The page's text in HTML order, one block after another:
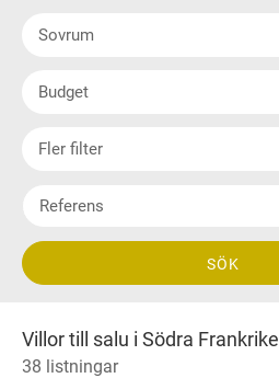
Sovrum
Budget
Fler filter
SÖK
Villor till salu i Södra Frankrike
38 listningar